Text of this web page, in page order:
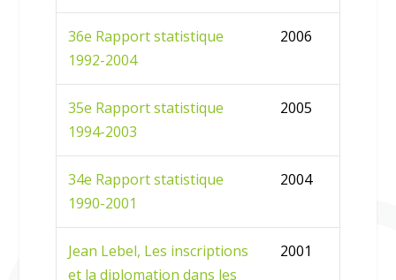
36e Rapport statistique
1992-2004
2006
35e Rapport statistique
1994-2003
2005
34e Rapport statistique
1990-2001
2004
Jean Lebel, Les inscriptions
et la diplomation dans les
2001